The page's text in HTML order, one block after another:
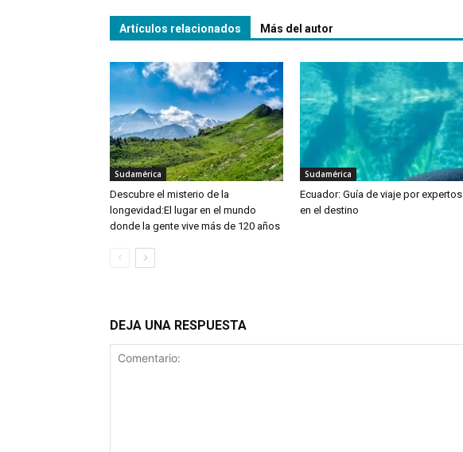
Artículos relacionados Más del autor
Sudamérica
Descubre el misterio de la
longevidad:El lugar en el mundo
donde la gente vive más de 120 años
Sudamérica
Ecuador: Guía de viaje por expertos
en el destino
DEJA UNA RESPUESTA